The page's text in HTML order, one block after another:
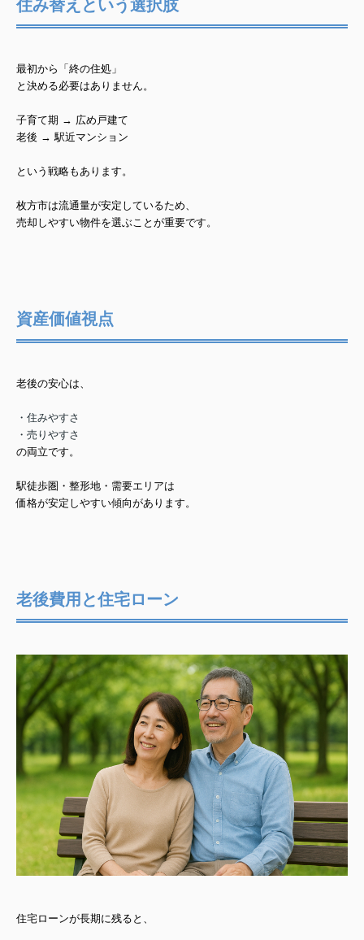
住み替えという選択肢
最初から「終の住処」
と決める必要はありません。
子育て期 → 広め戸建て
老後 → 駅近マンション
という戦略もあります。
枚方市は流通量が安定しているため、
売却しやすい物件を選ぶことが重要です。
資産価値視点
老後の安心は、
・住みやすさ
・売りやすさ
の両立です。
駅徒歩圏・整形地・需要エリアは
価格が安定しやすい傾向があります。
老後費用と住宅ローン
住宅ローンが長期に残ると、